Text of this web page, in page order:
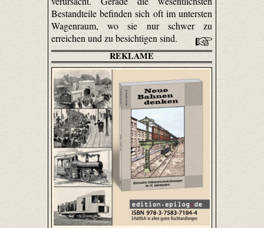
Bestandteile befinden sich oft im untersten
Wagenraum, wo sie nur schwer zu
erreichen und zu besichtigen sind.
REKLAME